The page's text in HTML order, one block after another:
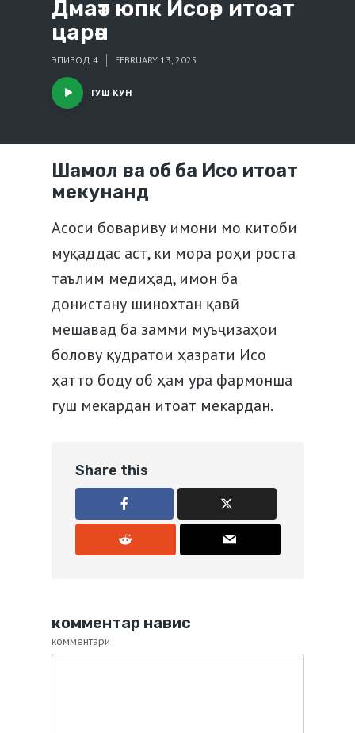
Дмаәт юпк Исоәр итоат
царән
ЭПИЗОД 4 FEBRUARY 13, 2025
ГУШ КУН
Шамол ва об ба Исо итоат
мекунанд
Асоси бовариву имони мо китоби
муқаддас аст, ки мора роҳи роста
таълим медиҳад, имон ба
донистану шинохтан қавӣ
мешавад ба замми муъҷизаҳои
болову қудратои ҳазрати Исо
ҳатто боду об ҳам ура фармонша
гуш мекардан итоат мекардан.
Share this
комментар навис
комментари